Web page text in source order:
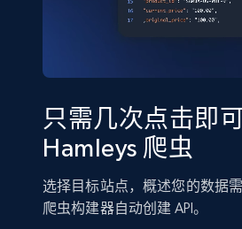
只需几次点击即
Hamleys 爬虫
选择目标站点，概述您的数据
爬虫构建器自动创建 API。